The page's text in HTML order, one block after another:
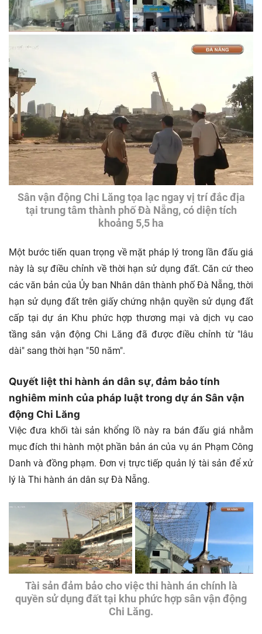
Sân vận động Chi Lăng tọa lạc ngay vị trí đắc địa
tại trung tâm thành phố Đà Nẵng, có diện tích
khoảng 5,5 ha
Một bước tiến quan trọng về mặt pháp lý trong lần đấu giá
này là sự điều chỉnh về thời hạn sử dụng đất. Căn cứ theo
các văn bản của Ủy ban Nhân dân thành phố Đà Nẵng, thời
hạn sử dụng đất trên giấy chứng nhận quyền sử dụng đất
cấp tại dự án Khu phức hợp thương mại và dịch vụ cao
tầng sân vận động Chi Lăng đã được điều chỉnh từ "lâu
dài" sang thời hạn "50 năm".
Quyết liệt thi hành án dân sự, đảm bảo tính
nghiêm minh của pháp luật trong dự án Sân vận
động Chi Lăng
Việc đưa khối tài sản khổng lồ này ra bán đấu giá nhằm
mục đích thi hành một phần bản án của vụ án Phạm Công
Danh và đồng phạm. Đơn vị trực tiếp quản lý tài sản để xử
lý là Thi hành án dân sự Đà Nẵng.
Tài sản đảm bảo cho việc thi hành án chính là
quyền sử dụng đất tại khu phức hợp sân vận động
Chi Lăng.